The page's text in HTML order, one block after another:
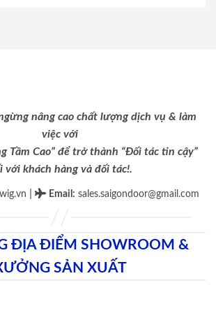
nâng cao chất lượng dịch vụ & làm
việc với
Tầm Cao” để trở thành “Đối tác tin cậy”
với khách hàng và đối tác!.
Email : sales.saigondoor@gmail.com
ĐỊA ĐIỂM SHOWROOM &
SẢN XUẤT